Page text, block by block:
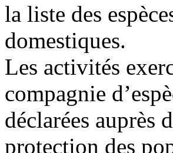
la liste des
domestiques.
Les activités
compagnie
déclarées auprès
protection des